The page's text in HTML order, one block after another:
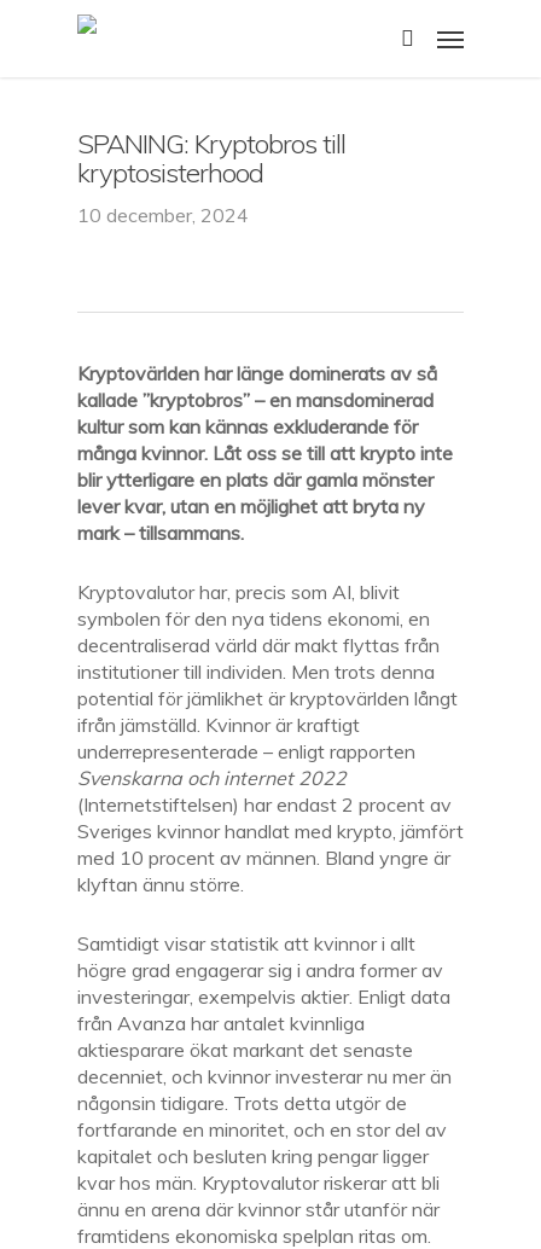
search
Menu
SPANING: Kryptobros till
kryptosisterhood
10 december, 2024
Kryptovärlden har länge dominerats av så
kallade ”kryptobros” – en mansdominerad
kultur som kan kännas exkluderande för
många kvinnor. Låt oss se till att krypto inte
blir ytterligare en plats där gamla mönster
lever kvar, utan en möjlighet att bryta ny
mark – tillsammans.
Kryptovalutor har, precis som AI, blivit
symbolen för den nya tidens ekonomi, en
decentraliserad värld där makt flyttas från
institutioner till individen. Men trots denna
potential för jämlikhet är kryptovärlden långt
ifrån jämställd. Kvinnor är kraftigt
underrepresenterade – enligt rapporten
Svenskarna och internet 2022
(Internetstiftelsen) har endast 2 procent av
Sveriges kvinnor handlat med krypto, jämfört
med 10 procent av männen. Bland yngre är
klyftan ännu större.
Samtidigt visar statistik att kvinnor i allt
högre grad engagerar sig i andra former av
investeringar, exempelvis aktier. Enligt data
från Avanza har antalet kvinnliga
aktiesparare ökat markant det senaste
decenniet, och kvinnor investerar nu mer än
någonsin tidigare. Trots detta utgör de
fortfarande en minoritet, och en stor del av
kapitalet och besluten kring pengar ligger
kvar hos män. Kryptovalutor riskerar att bli
ännu en arena där kvinnor står utanför när
framtidens ekonomiska spelplan ritas om.